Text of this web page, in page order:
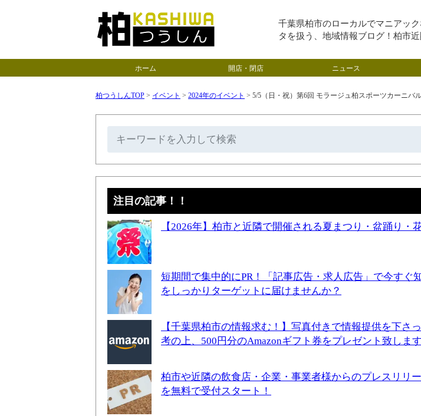
千葉県柏市のローカルでマニアッ
タを扱う、地域情報ブログ！柏市
ホーム 開店・閉店 ニュース
柏つうしんTOP > イベント > 2024年のイベント > 5/5（日・祝）第6回 モラージュ柏スポーツカーニバ
注目の記事！！
【2026年】柏市と近隣で開催される夏まつり・盆踊り・
短期間で集中的にPR！「記事広告・求人広告」で今すぐ
をしっかりターゲットに届けませんか？
【千葉県柏市の情報求む！】写真付きで情報提供を下さ
考の上、500円分のAmazonギフト券をプレゼント致します
柏市や近隣の飲食店・企業・事業者様からのプレスリリー
を無料で受付スタート！